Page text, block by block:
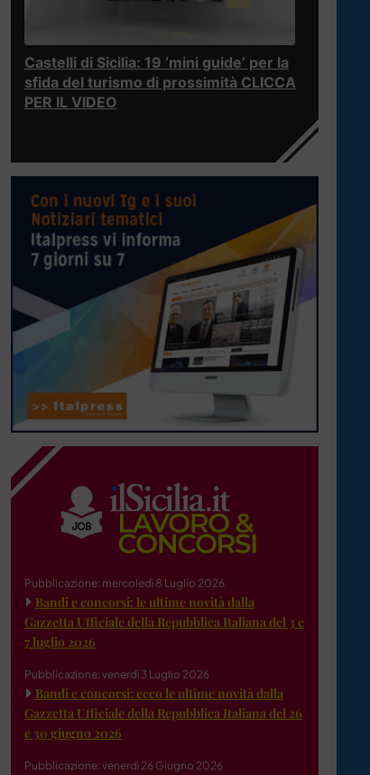
Castelli di Sicilia: 19 ‘mini guide’ per la
sfida del turismo di prossimità CLICCA
PER IL VIDEO
Pubblicazione: mercoledì 8 Luglio 2026
Bandi e concorsi: le ultime novità dalla
Gazzetta Ufficiale della Repubblica Italiana del 3 e
7 luglio 2026
Pubblicazione: venerdì 3 Luglio 2026
Bandi e concorsi: ecco le ultime novità dalla
Gazzetta Ufficiale della Repubblica Italiana del 26
e 30 giugno 2026
Pubblicazione: venerdì 26 Giugno 2026